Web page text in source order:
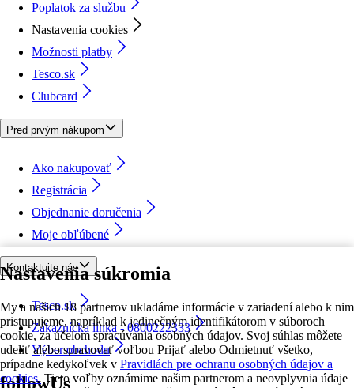
Nastavenia súkromia
My a našich 18 partnerov ukladáme informácie v zariadení alebo k nim
pristupujeme, napríklad k jedinečným identifikátorom v súboroch
cookie, za účelom spracúvania osobných údajov. Svoj súhlas môžete
udeliť alebo spravovať voľbou Prijať alebo Odmietnuť všetko,
prípadne kedykoľvek v Pravidlách pre ochranu osobných údajov a
cookies. Tieto voľby oznámime našim partnerom a neovplyvnia údaje
Poplatok za službu
Nastavenia cookies
Možnosti platby
Tesco.sk
Clubcard
Pred prvým nákupom
Ako nakupovať
Registrácia
Objednanie doručenia
Moje obľúbené
Kontaktujte nás
Tesco.sk
Zákaznícka linka - 0800222333
Výber obchodu
followUs